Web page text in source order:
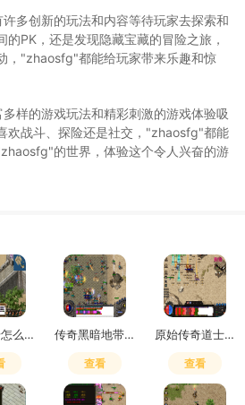
多创新的玩法和内容等待玩家去探索和
的PK，还是发现隐藏宝藏的冒险之旅，
，"zhaosfg"都能给玩家带来乐趣和惊
样的游戏玩法和精彩刺激的游戏体验吸
欢战斗、探险还是社交，"zhaosfg"都能
的世界，体验这个令人兴奋的游
复古传奇怎么升武器装备最快 传奇黑暗地带怎么去下一层的
查看
原始传奇道士打架带什么好
查看